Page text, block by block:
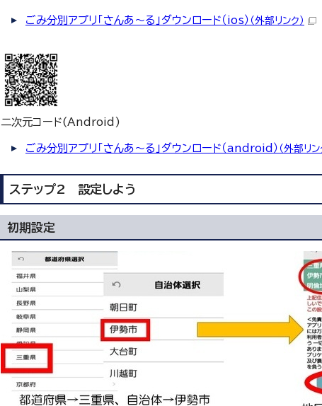
ごみ分別アプリ「さんあ～る」ダウンロード（ios） （外部リンク）
二次元コード(Android)
ごみ分別アプリ「さんあ～る」ダウンロード（android） （外部リン
ステップ2 設定しよう
初期設定